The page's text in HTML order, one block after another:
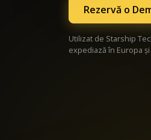
Rezervă o
Utilizat de Starship
expediază în Europa